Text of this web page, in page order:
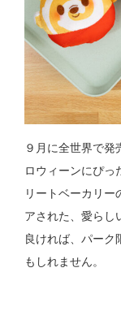
９月に全世界で発
ロウィーンにぴっ
リートベーカリー
アされた、愛らし
良ければ、パーク
もしれません。